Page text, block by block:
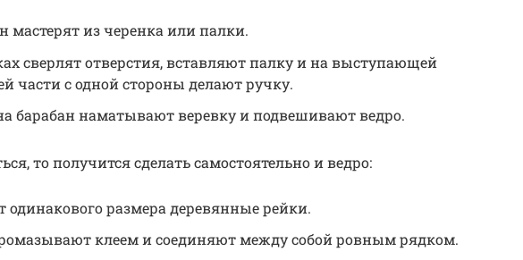
мастерят из черенка или палки.
сверлят отверстия, вставляют палку и на выступающей
части с одной стороны делают ручку.
барабан наматывают веревку и подвешивают ведро.
то получится сделать самостоятельно и ведро:
одинакового размера деревянные рейки.
клеем и соединяют между собой ровным рядком.